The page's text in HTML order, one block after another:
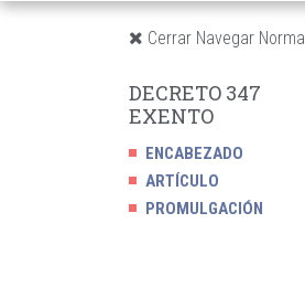
Cerrar Navegar Norma
DECRETO 347
EXENTO
ENCABEZADO
ARTÍCULO
PROMULGACIÓN